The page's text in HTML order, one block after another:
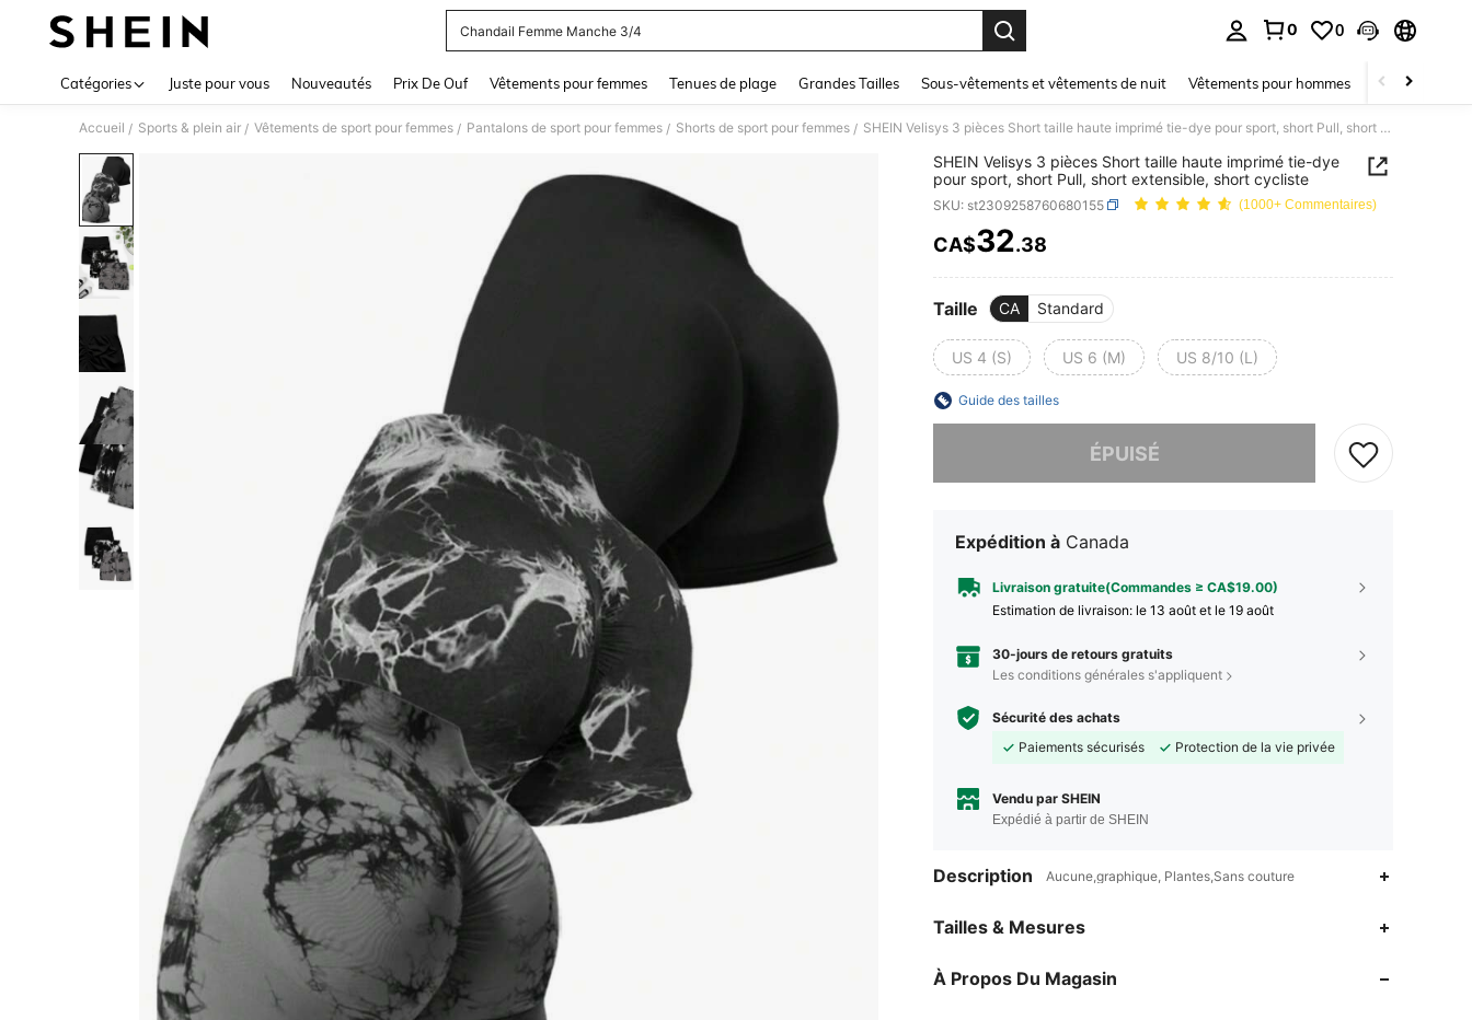
Chandail Femme Manche 3/4
0 0
Catégories Juste pour vous Nouveautés Prix De Ouf Vêtements pour femmes Tenues de plage Grandes Tailles Sous-vêtements et vêtements de nuit Vêtements pour hommes Enfants
Accueil / Sports & plein air / Vêtements de sport pour femmes / Pantalons de sport pour femmes / Shorts de sport pour femmes / SHEIN Velisys 3 pièces Short taille haute imprimé tie-dye pour sport, short Pull, short extensible, short cycliste
SHEIN Velisys 3 pièces Short taille haute imprimé tie-dye
pour sport, short Pull, short extensible, short cycliste
SKU: st2309258760680155 (1000+ Commentaires)
PRICE AND AVAILABILITY
CA$32.38
Taille CA Standard
US 4 (S) US 6 (M) US 8/10 (L)
Guide des tailles
ÉPUISÉ
Expédition à Canada
Livraison gratuite(Commandes ≥ CA$19.00)
Estimation de livraison: le 13 août et le 19 août
30-jours de retours gratuits
Les conditions générales s'appliquent
Sécurité des achats
Paiements sécurisés
Protection de la vie privée
Vendu par SHEIN
Expédié à partir de SHEIN
Description Aucune,graphique, Plantes,Sans couture
Tailles & Mesures
À Propos Du Magasin
4.83 1.4K